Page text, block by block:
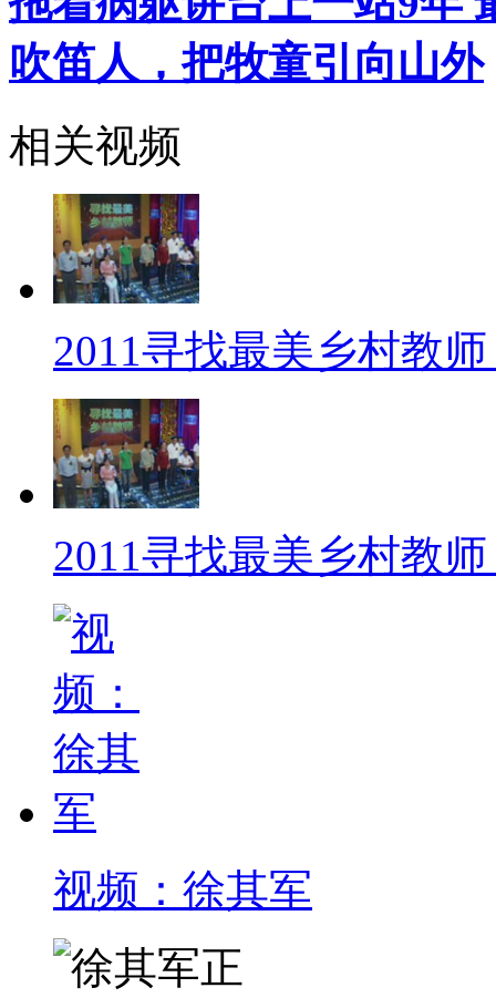
吹笛人，把牧童引向山外
相关视频
2011寻找最美乡村教
2011寻找最美乡村教
视频：徐其军